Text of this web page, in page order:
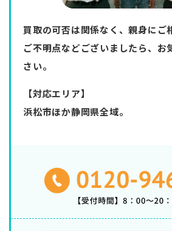
買取の可否は関係なく、親身にご
ご不明点などございましたら、お
さい。
【対応エリア】
浜松市ほか静岡県全域。